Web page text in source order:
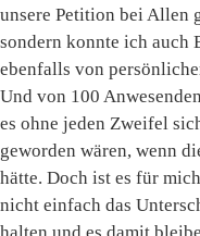
unsere Petition bei Allen
sondern konnte ich auch
ebenfalls von
Und von 100
es ohne jeden Zweifel
geworden wären, wenn
hätte. Doch ist es für
nicht einfach das
halten und es damit